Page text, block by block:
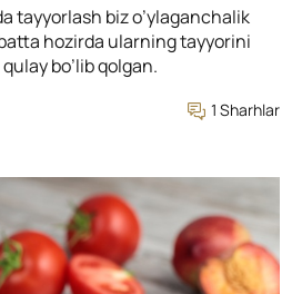
tayyorlash biz o’ylaganchalik
hozirda ularning tayyorini
bo’lib qolgan.
1 Sharhlar